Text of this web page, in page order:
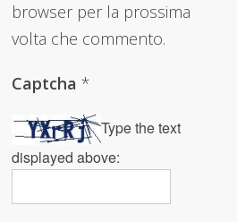
browser per la prossima
volta che commento.
Captcha*
Type the text
displayed above: